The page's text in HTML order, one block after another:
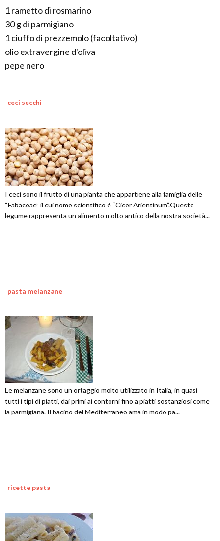
1 rametto di rosmarino
30 g di parmigiano
1 ciuffo di prezzemolo (facoltativo)
olio extravergine d'oliva
pepe nero
ceci secchi
I ceci sono il frutto di una pianta che appartiene alla famiglia delle
“Fabaceae” il cui nome scientifico è “Cicer Arientinum”.Questo
legume rappresenta un alimento molto antico della nostra società...
pasta melanzane
Le melanzane sono un ortaggio molto utilizzato in Italia, in quasi
tutti i tipi di piatti, dai primi ai contorni fino a piatti sostanziosi come
la parmigiana. Il bacino del Mediterraneo ama in modo pa...
ricette pasta